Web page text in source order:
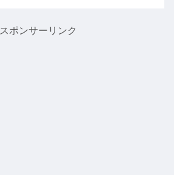
スポンサーリンク